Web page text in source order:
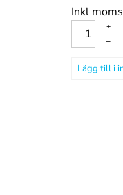
Inkl moms
+
–